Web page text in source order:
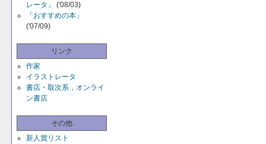
レータ」
('08/03)
「おすすめの本」
('07/09)
リンク
作家
イラストレータ
書店・取次系，オンライ
ン書店
その他
新人賞リスト